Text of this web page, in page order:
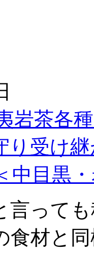
岩茶各
り受け
中目黒
言って
食材と